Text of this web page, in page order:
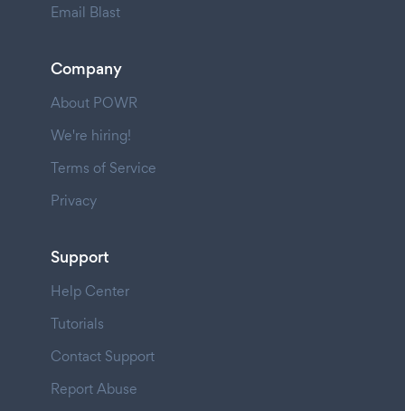
Email Blast
Company
About POWR
We're hiring!
Terms of Service
Privacy
Support
Help Center
Tutorials
Contact Support
Report Abuse